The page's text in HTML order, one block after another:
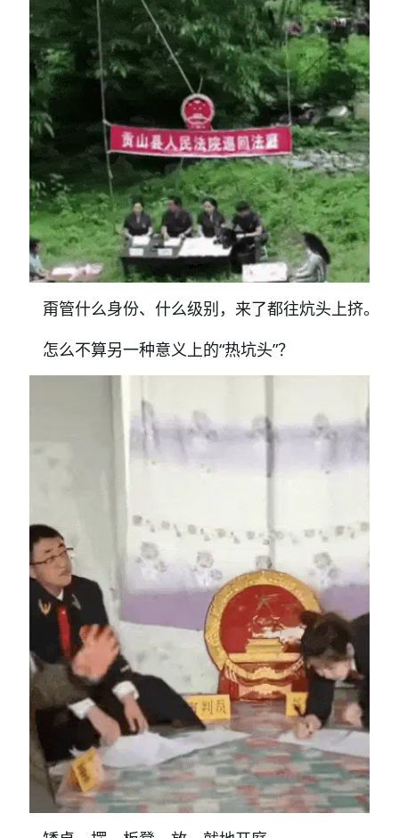
甭管什么身份、什么级别，来了都往炕头上挤。
怎么不算另一种意义上的“热坑头”？